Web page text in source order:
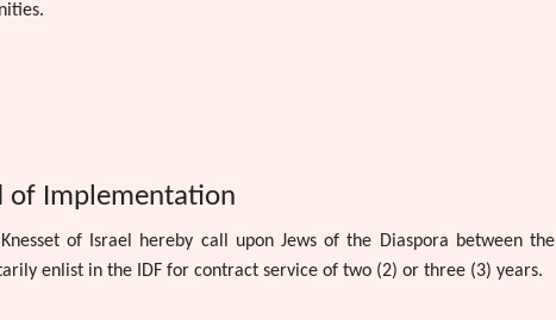
of Implementation
of Israel hereby call upon Jews of the Diaspora between the
enlist in the IDF for contract service of two (2) or three (3) years.